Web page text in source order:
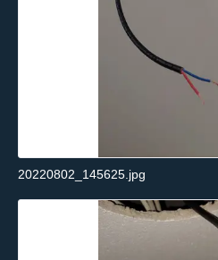
20220802_145625.jpg